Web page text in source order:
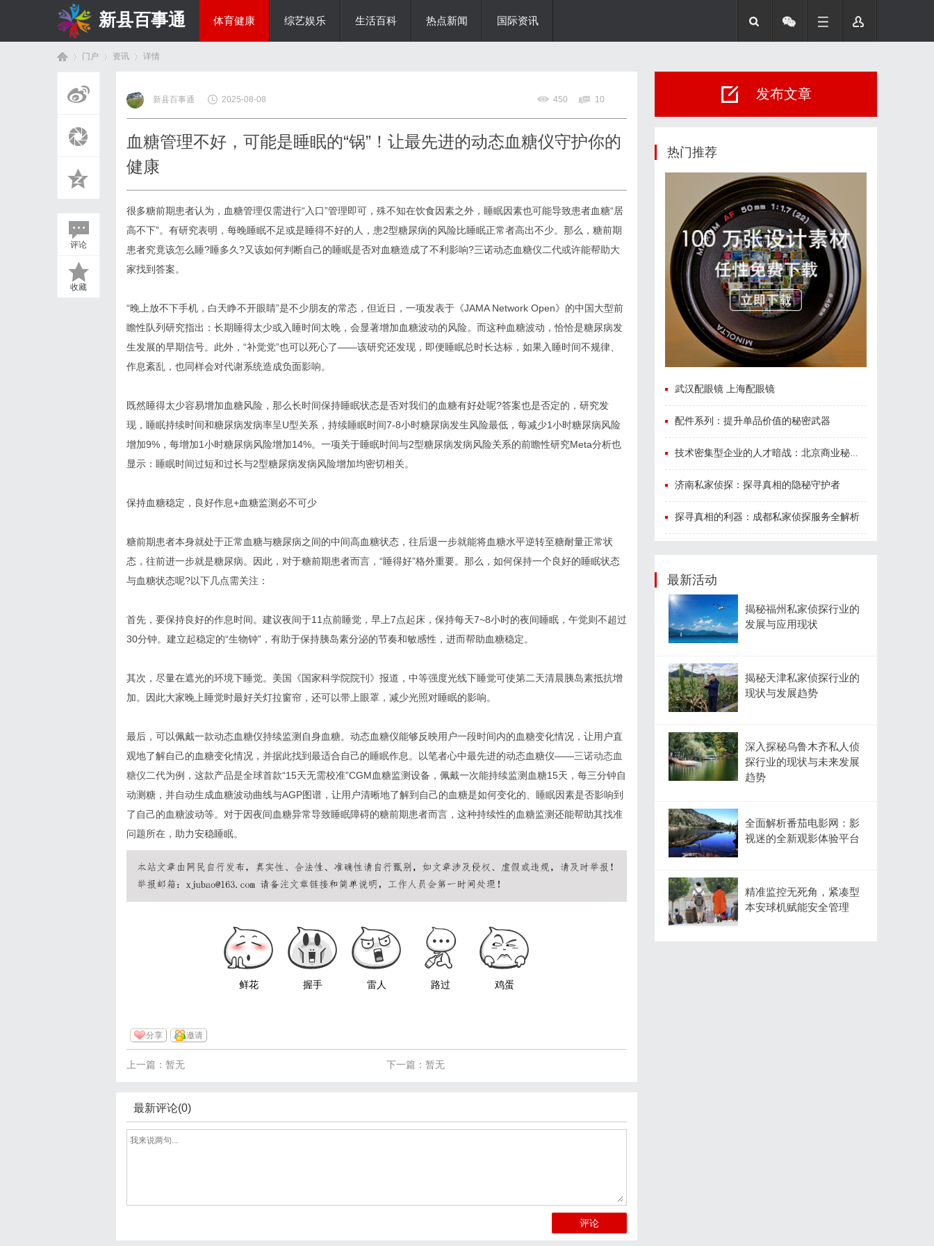
新县百事通 体育健康 综艺娱乐 生活百科 热点新闻 国际资讯
门户 资讯
›
详情
评论
收藏
新县百事通 2025-08-08 450 10
血糖管理不好，可能是睡眠的“锅”！让最先进的动态血糖仪守护你的
健康
很多糖前期患者认为，血糖管理仅需进行“入口”管理即可，殊不知在饮食因素之外，睡眠因素也可能导致患者血糖“居
高不下”。有研究表明，每晚睡眠不足或是睡得不好的人，患2型糖尿病的风险比睡眠正常者高出不少。那么，糖前期
患者究竟该怎么睡?睡多久?又该如何判断自己的睡眠是否对血糖造成了不利影响?三诺动态血糖仪二代或许能帮助大
家找到答案。
“晚上放不下手机，白天睁不开眼睛”是不少朋友的常态，但近日，一项发表于《JAMA Network Open》的中国大型前
瞻性队列研究指出：长期睡得太少或入睡时间太晚，会显著增加血糖波动的风险。而这种血糖波动，恰恰是糖尿病发
生发展的早期信号。此外，“补觉党”也可以死心了——该研究还发现，即便睡眠总时长达标，如果入睡时间不规律、
作息紊乱，也同样会对代谢系统造成负面影响。
既然睡得太少容易增加血糖风险，那么长时间保持睡眠状态是否对我们的血糖有好处呢?答案也是否定的，研究发
现，睡眠持续时间和糖尿病发病率呈U型关系，持续睡眠时间7-8小时糖尿病发生风险最低，每减少1小时糖尿病风险
增加9%，每增加1小时糖尿病风险增加14%。一项关于睡眠时间与2型糖尿病发病风险关系的前瞻性研究Meta分析也
显示：睡眠时间过短和过长与2型糖尿病发病风险增加均密切相关。
保持血糖稳定，良好作息+血糖监测必不可少
糖前期患者本身就处于正常血糖与糖尿病之间的中间高血糖状态，往后退一步就能将血糖水平逆转至糖耐量正常状
态，往前进一步就是糖尿病。因此，对于糖前期患者而言，“睡得好”格外重要。那么，如何保持一个良好的睡眠状态
与血糖状态呢?以下几点需关注：
首先，要保持良好的作息时间。建议夜间于11点前睡觉，早上7点起床，保持每天7~8小时的夜间睡眠，午觉则不超过
30分钟。建立起稳定的“生物钟”，有助于保持胰岛素分泌的节奏和敏感性，进而帮助血糖稳定。
其次，尽量在遮光的环境下睡觉。美国《国家科学院院刊》报道，中等强度光线下睡觉可使第二天清晨胰岛素抵抗增
加。因此大家晚上睡觉时最好关灯拉窗帘，还可以带上眼罩，减少光照对睡眠的影响。
最后，可以佩戴一款动态血糖仪持续监测自身血糖。动态血糖仪能够反映用户一段时间内的血糖变化情况，让用户直
观地了解自己的血糖变化情况，并据此找到最适合自己的睡眠作息。以笔者心中最先进的动态血糖仪——三诺动态血
糖仪二代为例，这款产品是全球首款“15天无需校准”CGM血糖监测设备，佩戴一次能持续监测血糖15天，每三分钟自
动测糖，并自动生成血糖波动曲线与AGP图谱，让用户清晰地了解到自己的血糖是如何变化的、睡眠因素是否影响到
了自己的血糖波动等。对于因夜间血糖异常导致睡眠障碍的糖前期患者而言，这种持续性的血糖监测还能帮助其找准
问题所在，助力安稳睡眠。
鲜花 握手 雷人 路过 鸡蛋
分享 邀请
下一篇：暂无
上一篇：暂无
最新评论(0)
评论
发布文章
热门推荐
武汉配眼镜 上海配眼镜
配件系列：提升单品价值的秘密武器
技术密集型企业的人才暗战：北京商业秘密律师如何守住“人带技术走”的底线
济南私家侦探：探寻真相的隐秘守护者
探寻真相的利器：成都私家侦探服务全解析
最新活动
揭秘福州私家侦探行业的
发展与应用现状
揭秘天津私家侦探行业的
现状与发展趋势
深入探秘乌鲁木齐私人侦
探行业的现状与未来发展
趋势
全面解析番茄电影网：影
视迷的全新观影体验平台
精准监控无死角，紧凑型
本安球机赋能安全管理